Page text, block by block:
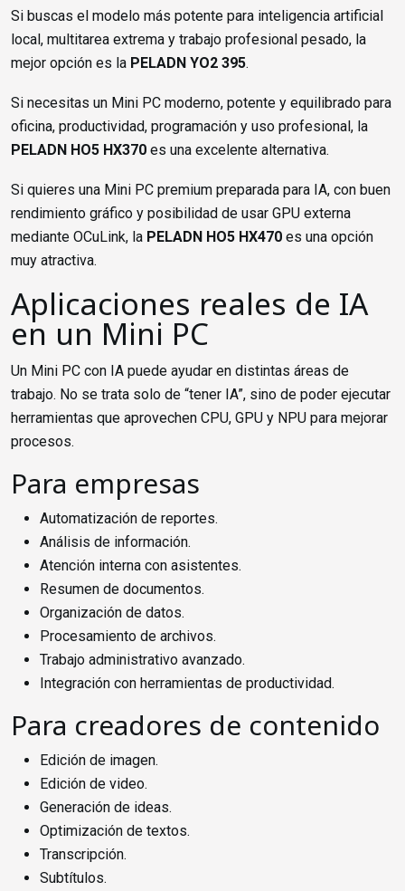
Si buscas el modelo más potente para inteligencia artificial
local, multitarea extrema y trabajo profesional pesado, la
mejor opción es la PELADN YO2 395.
Si necesitas un Mini PC moderno, potente y equilibrado para
oficina, productividad, programación y uso profesional, la
PELADN HO5 HX370 es una excelente alternativa.
Si quieres una Mini PC premium preparada para IA, con buen
rendimiento gráfico y posibilidad de usar GPU externa
mediante OCuLink, la PELADN HO5 HX470 es una opción
muy atractiva.
Aplicaciones reales de IA
en un Mini PC
Un Mini PC con IA puede ayudar en distintas áreas de
trabajo. No se trata solo de “tener IA”, sino de poder ejecutar
herramientas que aprovechen CPU, GPU y NPU para mejorar
procesos.
Para empresas
Automatización de reportes.
Análisis de información.
Atención interna con asistentes.
Resumen de documentos.
Organización de datos.
Procesamiento de archivos.
Trabajo administrativo avanzado.
Integración con herramientas de productividad.
Para creadores de contenido
Edición de imagen.
Edición de video.
Generación de ideas.
Optimización de textos.
Transcripción.
Subtítulos.